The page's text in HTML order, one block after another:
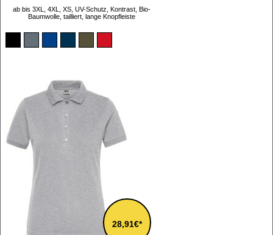
ab bis 3XL, 4XL, XS, UV-Schutz, Kontrast, Bio-
Baumwolle, tailliert, lange Knopfleiste
28,91€*